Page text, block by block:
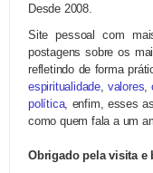
Desde 2008.
Site pessoal com
postagens sobre os
refletindo de forma
espiritualidade valores ,
política, enfim, esses
como quem fala a um
Obrigado pela visita e